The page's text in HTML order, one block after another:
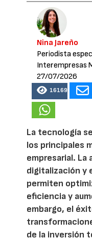
Nina Jareño
Periodista
Interempresas
27/07/2026
16169
La tecnología
los principales
empresarial. La
digitalización y
permiten
eficiencia y
embargo, el
de la inversión